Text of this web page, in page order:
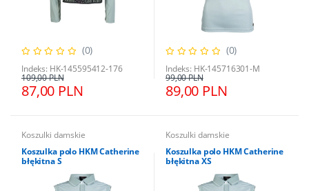
(0)
Indeks: HK-145595412-176
87,00 PLN
109,00 PLN
(0)
Indeks: HK-145716301-M
89,00 PLN
99,00 PLN
Koszulki damskie
Koszulka polo HKM Catherine
błękitna S
Koszulki damskie
Koszulka polo HKM Catherine
błękitna XS